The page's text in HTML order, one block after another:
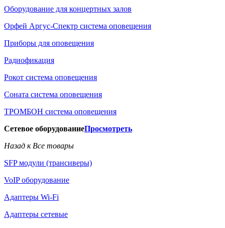
Оборудование для концертных залов
Орфей Аргус-Спектр система оповещения
Приборы для оповещения
Радиофикация
Рокот система оповещения
Соната система оповещения
ТРОМБОН система оповещения
Сетевое оборудованиеПросмотреть
Назад к Все товары
SFP модули (трансиверы)
VoIP оборудование
Адаптеры Wi-Fi
Адаптеры сетевые